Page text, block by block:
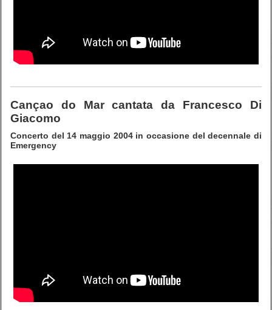
Cançao do Mar cantata da Francesco Di
Giacomo
Concerto del 14 maggio 2004 in occasione del decennale di
Emergency